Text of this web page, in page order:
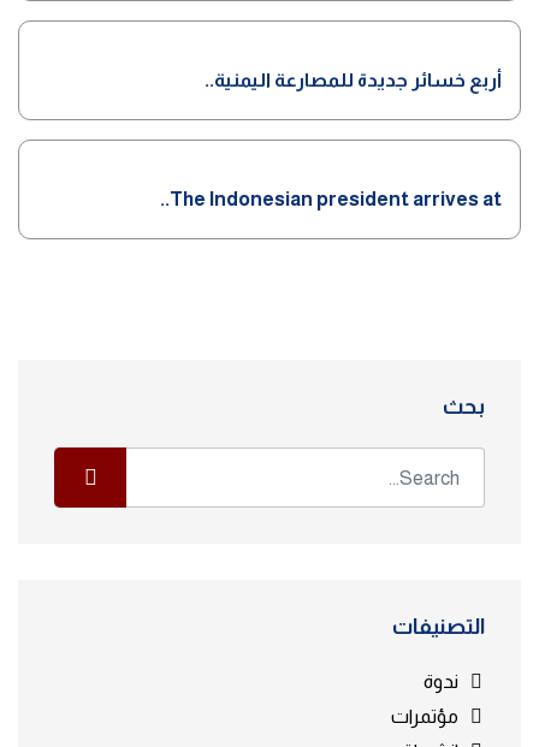
أربع خسائر جديدة للمصارعة اليمنية..
The Indonesian president arrives at..
بحث
التصنيفات
ندوة
مؤتمرات